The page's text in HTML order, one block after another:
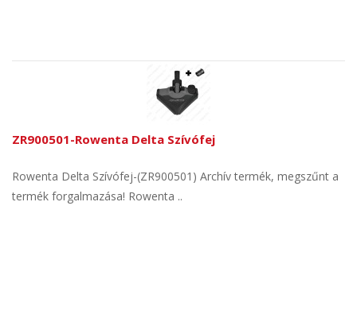
ZR900501-Rowenta Delta Szívófej
Rowenta Delta Szívófej-(ZR900501) Archív termék, megszűnt a
termék forgalmazása! Rowenta ..